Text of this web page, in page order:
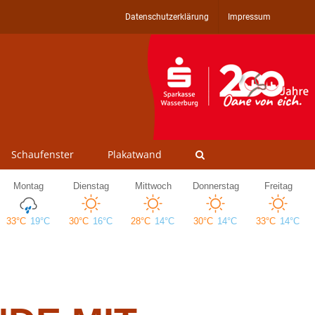
Datenschutzerklärung Impressum
Schaufenster Plakatwand